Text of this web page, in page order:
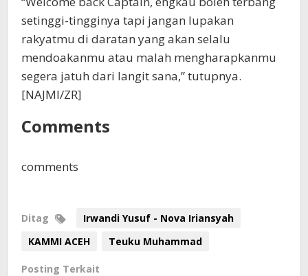
setinggi-tingginya tapi jangan lupakan
rakyatmu di daratan yang akan selalu
mendoakanmu atau malah mengharapkanmu
segera jatuh dari langit sana,” tutupnya.
[NAJMI/ZR]
Comments
comments
Ditag
Irwandi Yusuf - Nova Iriansyah
KAMMI ACEH
Teuku Muhammad
Posting Terkait